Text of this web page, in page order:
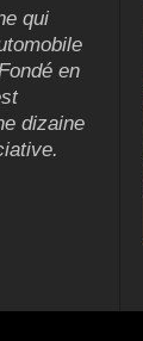
qui
en
dizaine